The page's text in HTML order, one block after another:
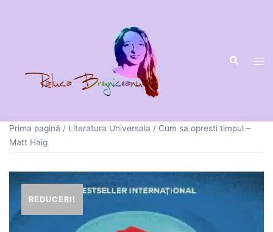
Prima pagină / Literatura Universala / Cum sa opresti timpul –
Matt Haig
REDUCERI!